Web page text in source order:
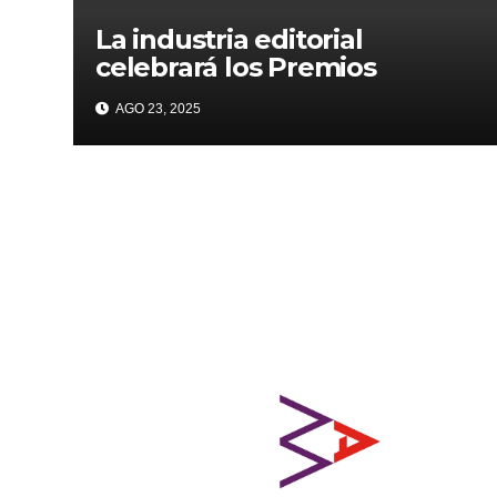
La industria editorial
celebrará los Premios
CANIEM 2025 el 12 de
noviembre
AGO 23, 2025